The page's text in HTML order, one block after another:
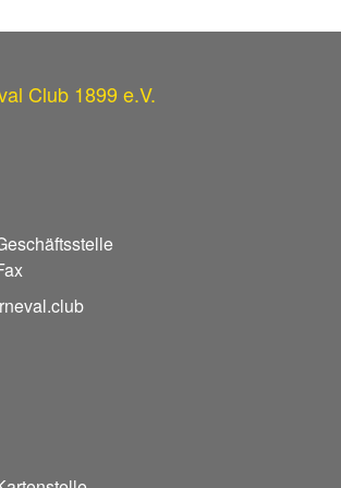
Club 1899 e.V.